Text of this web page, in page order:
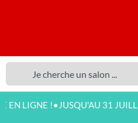
!•JUSQU'AU 31 JUILLET